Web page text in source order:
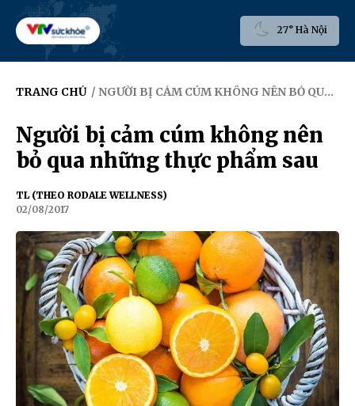
27° Hà Nội
TRANG CHỦ / NGƯỜI BỊ CẢM CÚM KHÔNG NÊN BỎ QUA NHỮNG THỰC PHẨM SAU
Người bị cảm cúm không nên
bỏ qua những thực phẩm sau
TL (THEO RODALE WELLNESS)
02/08/2017